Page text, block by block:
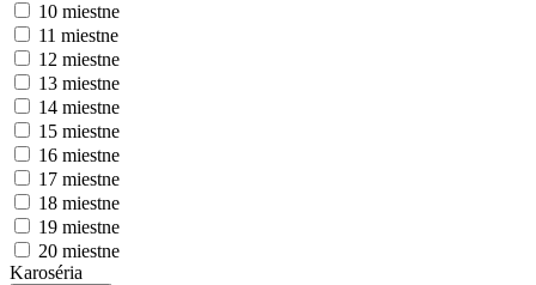
10 miestne
11 miestne
12 miestne
13 miestne
14 miestne
15 miestne
16 miestne
17 miestne
18 miestne
19 miestne
20 miestne
Karoséria